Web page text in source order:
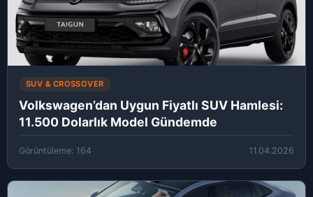
SUV & CROSSOVER
Volkswagen’dan Uygun Fiyatlı SUV Hamlesi:
11.500 Dolarlık Model Gündemde
Görüntüleme: 164 11.04.2026